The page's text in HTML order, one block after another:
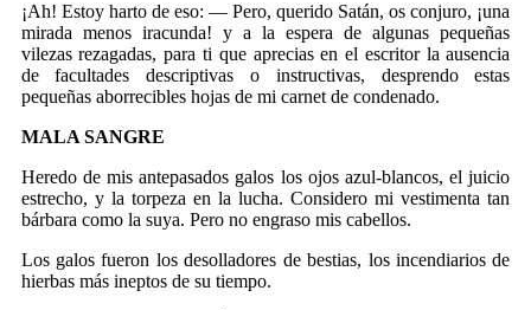
¡Ah! Estoy harto de eso: — Pero, querido Satán, os conjuro, ¡una
mirada menos iracunda! y a la espera de algunas pequeñas
vilezas rezagadas, para ti que aprecias en el escritor la ausencia
de facultades descriptivas o instructivas, desprendo estas
pequeñas aborrecibles hojas de mi carnet de condenado.
MALA SANGRE
Heredo de mis antepasados galos los ojos azul-blancos, el juicio
estrecho, y la torpeza en la lucha. Considero mi vestimenta tan
bárbara como la suya. Pero no engraso mis cabellos.
Los galos fueron los desolladores de bestias, los incendiarios de
hierbas más ineptos de su tiempo.